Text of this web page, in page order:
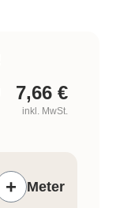
7,66 €
inkl. MwSt.
+ Meter